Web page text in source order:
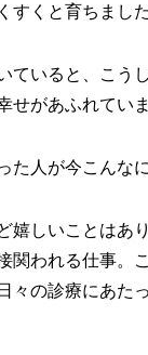
すくと育ちました
ていると、こう
せがあふれていま
た人が今こんな
嬉しいことはあ
関われる仕事。
々の診療にあた